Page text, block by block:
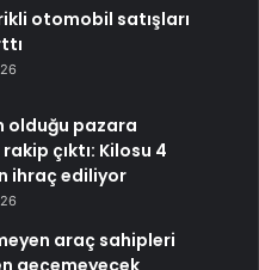
otomobil satışları
olduğu pazara
çıktı: Kilosu 4
ihraç ediliyor
araç sahipleri